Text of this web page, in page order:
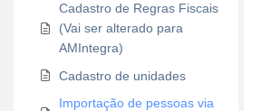
Cadastro de Regras Fiscais
(Vai ser alterado para
AMIntegra)
Cadastro de unidades
Importação de pessoas via